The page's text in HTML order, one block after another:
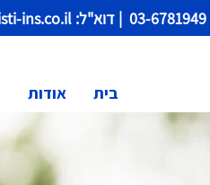
דוא"ל: ins.co.il
בית אודות